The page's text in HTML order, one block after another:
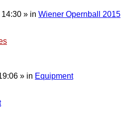
14:30 » in Wiener Opernball 2015
» in Equipment